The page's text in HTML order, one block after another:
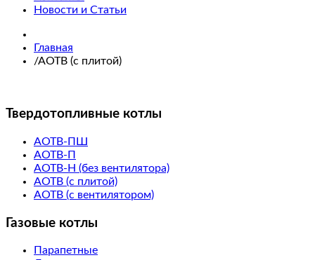
Новости и Статьи
Главная
/АОТВ (с плитой)
Твердотопливные котлы
АОТВ-ПШ
АОТВ-П
АОТВ-Н (без вентилятора)
АОТВ (с плитой)
АОТВ (с вентилятором)
Газовые котлы
Парапетные